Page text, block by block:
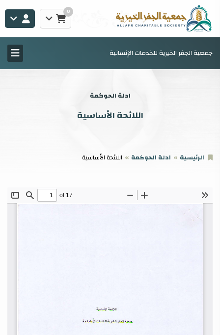
0
جمعية الجفر الخيرية للخدمات الإنسانية
ادلة الحوكمة
اللائحة الأساسية
الرئيسية ادلة الحوكمة اللائحة الأساسية